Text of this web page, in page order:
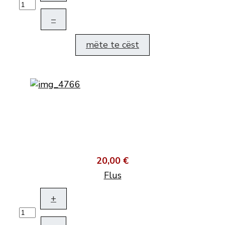
–
mëte te cëst
20,00 €
Flus
+